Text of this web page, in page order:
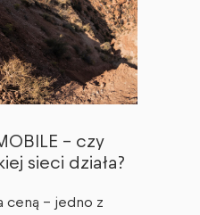
– czy
sieci działa?
ceną – jedno z